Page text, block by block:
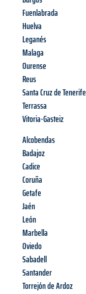
Fuenlabrada
Huelva
Leganés
Malaga
Ourense
Reus
Santa Cruz de Tenerife
Terrassa
Vitoria-Gasteiz
Alcobendas
Badajoz
Cadice
Coruña
Getafe
Jaén
León
Marbella
Oviedo
Sabadell
Santander
Torrejón de Ardoz